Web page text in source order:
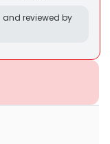
reviewed by